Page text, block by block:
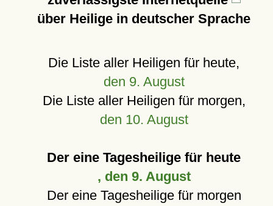
über Heilige in deutscher Sprache
Die Liste aller Heiligen für heute,
den 9. August
Die Liste aller Heiligen für morgen,
den 10. August
Der eine Tagesheilige für heute
, den 9. August
Der eine Tagesheilige für morgen